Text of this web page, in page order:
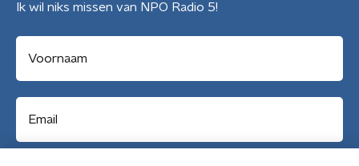
Ik wil niks missen van NPO Radio 5!